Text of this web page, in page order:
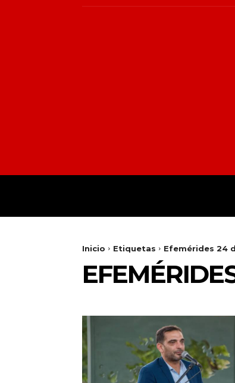
Inicio Etiquetas Efemérides 24